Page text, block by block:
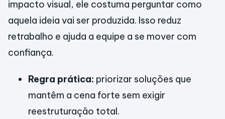
impacto visual, ele costuma perguntar como
aquela ideia vai ser produzida. Isso reduz
retrabalho e ajuda a equipe a se mover com
confiança.
Regra prática: priorizar soluções que
mantêm a cena forte sem exigir
reestruturação total.